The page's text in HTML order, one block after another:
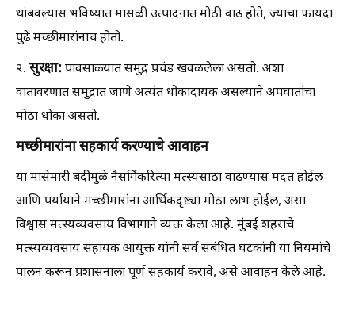
थांबवल्यास भविष्यात मासळी उत्पादनात मोठी वाढ होते, ज्याचा फायदा
पुढे मच्छीमारांनाच होतो.
२. सुरक्षा:पावसाळ्यात समुद्र प्रचंड खवळलेला असतो. अशा
वातावरणात समुद्रात जाणे अत्यंत धोकादायक असल्याने अपघातांचा
मोठा धोका असतो.
मच्छीमारांना सहकार्य करण्याचे आवाहन
या मासेमारी बंदीमुळे नैसर्गिकरित्या मत्स्यसाठा वाढण्यास मदत होईल
आणि पर्यायाने मच्छीमारांना आर्थिकदृष्ट्या मोठा लाभ होईल, असा
विश्वास मत्स्यव्यवसाय विभागाने व्यक्त केला आहे. मुंबई शहराचे
मत्स्यव्यवसाय सहायक आयुक्त यांनी सर्व संबंधित घटकांनी या नियमांचे
पालन करून प्रशासनाला पूर्ण सहकार्य करावे, असे आवाहन केले आहे.